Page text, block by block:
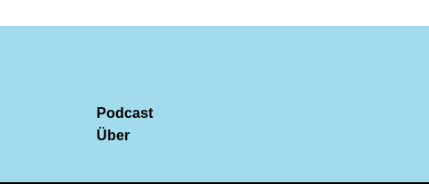
Podcast
Über